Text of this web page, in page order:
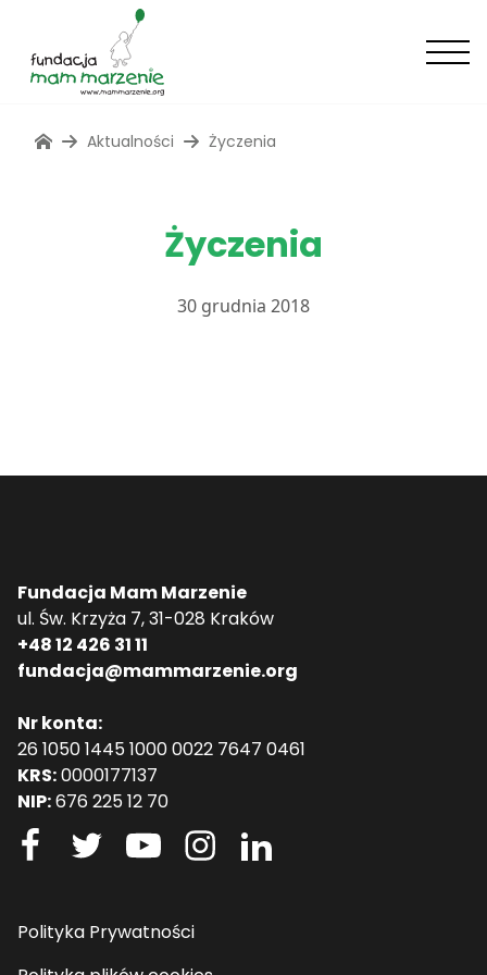
Aktualności Życzenia
Życzenia
30 grudnia 2018
Fundacja Mam Marzenie
ul. Św. Krzyża 7, 31-028 Kraków
+48 12 426 31 11
fundacja@mammarzenie.org
Nr konta:
26 1050 1445 1000 0022 7647 0461
KRS:0000177137
NIP:676 225 12 70
Polityka Prywatności